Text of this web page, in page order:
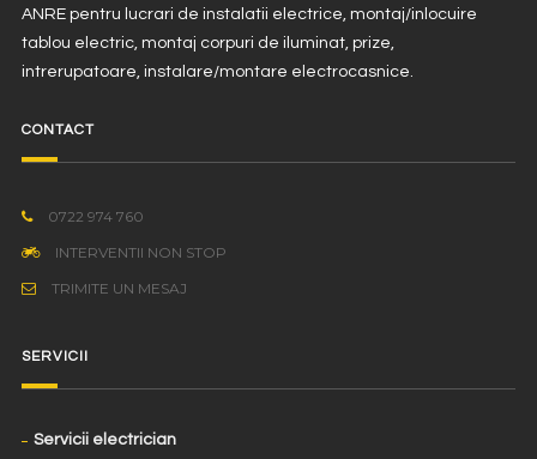
ANRE pentru lucrari de instalatii electrice, montaj/inlocuire
tablou electric, montaj corpuri de iluminat, prize,
intrerupatoare, instalare/montare electrocasnice.
CONTACT
0722 974 760
INTERVENTII NON STOP
TRIMITE UN MESAJ
SERVICII
Servicii electrician